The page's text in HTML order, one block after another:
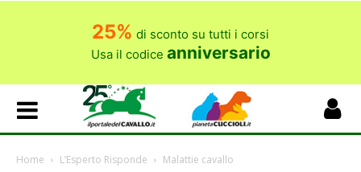
25% di sconto su tutti i corsi
Usa il codice anniversario
Home L’Esperto Risponde Malattie cavallo